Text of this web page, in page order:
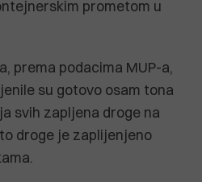
prometom u
prema podacima MUP-a,
su gotovo osam tona
svih zapljena droge na
droge je zaplijenjeno